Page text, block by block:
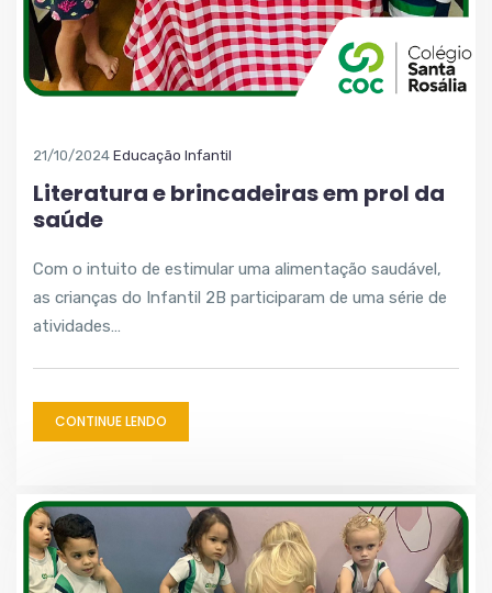
21/10/2024 Educação Infantil
Literatura e brincadeiras em prol da
saúde
Com o intuito de estimular uma alimentação saudável,
as crianças do Infantil 2B participaram de uma série de
atividades…
CONTINUE LENDO